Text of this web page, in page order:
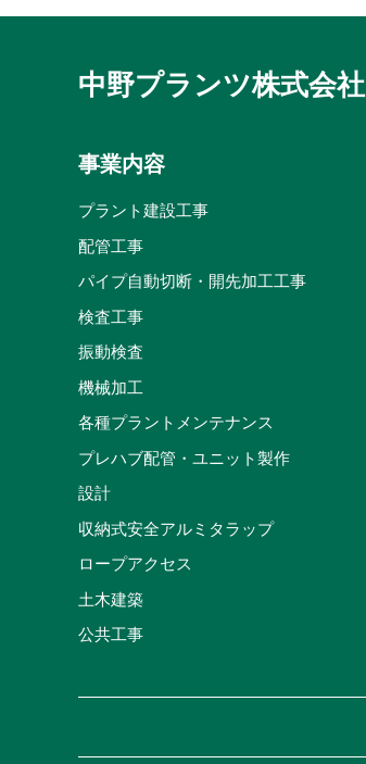
中野プランツ株式会社
事業内容
プラント建設工事
配管工事
パイプ自動切断・開先加工工事
検査工事
振動検査
機械加工
各種プラントメンテナンス
プレハブ配管・ユニット製作
設計
収納式安全アルミタラップ
ロープアクセス
土木建築
公共工事